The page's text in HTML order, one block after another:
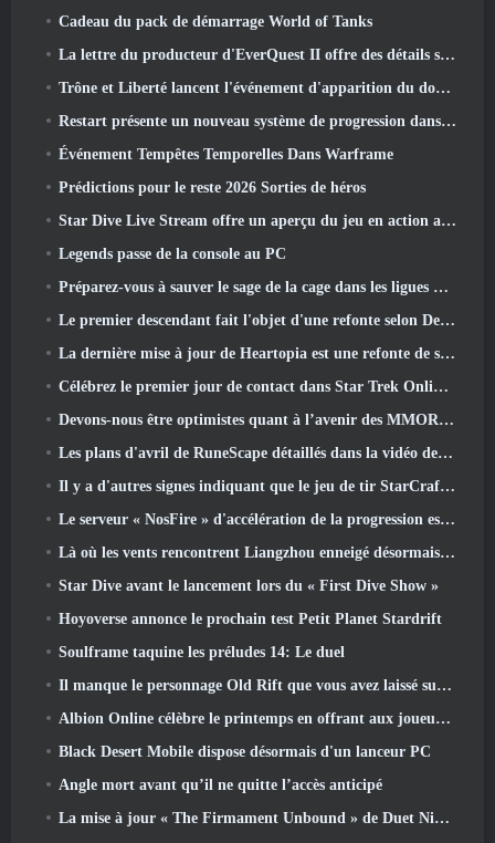
Cadeau du pack de démarrage World of Tanks
La lettre du producteur d'EverQuest II offre des détails sur le serveur d'extension verrouillé dans le temps
Trône et Liberté lancent l'événement d'apparition du double archboss
Restart présente un nouveau système de progression dans la mise à jour de la saison SS4
Événement Tempêtes Temporelles Dans Warframe
Prédictions pour le reste 2026 Sorties de héros
Star Dive Live Stream offre un aperçu du jeu en action avant son lancement
Legends passe de la console au PC
Préparez-vous à sauver le sage de la cage dans les ligues VI de Old School RuneScape: Pactes démoniaques
Le premier descendant fait l'objet d'une refonte selon Dev Stream
La dernière mise à jour de Heartopia est une refonte de style Alice au pays des merveilles
Célébrez le premier jour de contact dans Star Trek Online et gagnez une nouvelle version du Nobel Intel Battlecruiser
Devons-nous être optimistes quant à l’avenir des MMORPG?
Les plans d'avril de RuneScape détaillés dans la vidéo des développeurs
Il y a d'autres signes indiquant que le jeu de tir StarCraft en monde ouvert pourrait être une réalité
Le serveur « NosFire » d'accélération de la progression est désormais disponible dans NosTale
Là où les vents rencontrent Liangzhou enneigé désormais disponible avec la sortie de la version 1.5
Star Dive avant le lancement lors du « First Dive Show »
Hoyoverse annonce le prochain test Petit Planet Stardrift
Soulframe taquine les préludes 14: Le duel
Il manque le personnage Old Rift que vous avez laissé sur le serveur Dead? Gamigo a une solution pour ça
Albion Online célèbre le printemps en offrant aux joueurs une jolie monture de lapin
Black Desert Mobile dispose désormais d'un lanceur PC
Angle mort avant qu’il ne quitte l’accès anticipé
La mise à jour « The Firmament Unbound » de Duet Night Abyss conclut l’histoire de Huaxu